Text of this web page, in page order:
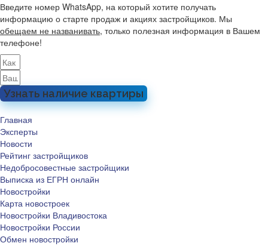
Введите номер WhatsApp, на который хотите получать
информацию о старте продаж и акциях застройщиков. Мы
обещаем не названивать, только полезная информация в Вашем
телефоне!
Узнать наличие квартиры
Главная
Эксперты
Новости
Рейтинг застройщиков
Недобросовестные застройщики
Выписка из ЕГРН онлайн
Новостройки
Карта новостроек
Новостройки Владивостока
Новостройки России
Обмен новостройки